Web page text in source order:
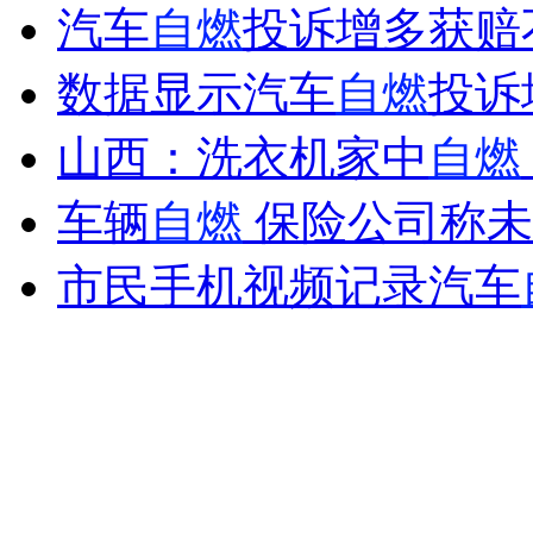
无痛分娩是否安全 医生回应
外交部：反对强权政治霸凌主义
外交部：有关国家言论片面不公正
汽车自燃投诉增多获
数据显示汽车自燃投诉
山西：洗衣机家中 自燃
车辆自燃 保险公司称
市民手机视频记录汽车